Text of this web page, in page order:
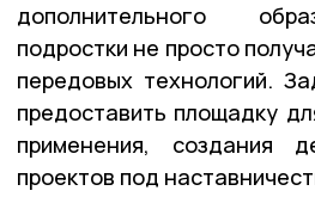
дополнительного
подростки не просто
передовых технологий.
предоставить площадку
применения, создания
проектов под